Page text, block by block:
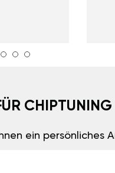
CHIPTUNING
ein persönliches